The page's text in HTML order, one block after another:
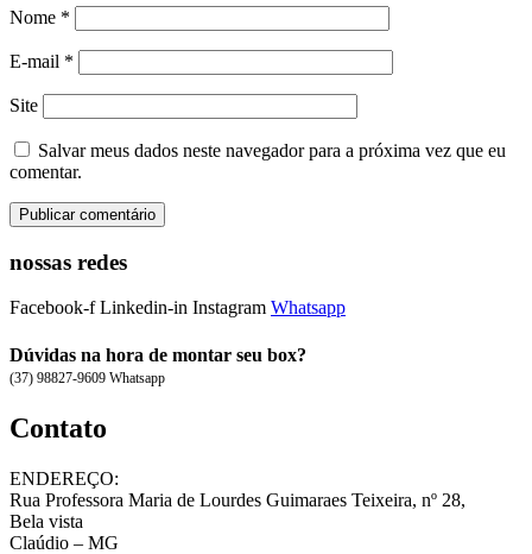
Nome *
E-mail *
Site
Salvar meus dados neste navegador para a próxima vez que eu
comentar.
nossas redes
Facebook-f Linkedin-in Instagram Whatsapp
Dúvidas na hora de montar seu box?
(37) 98827-9609 Whatsapp
Contato
ENDEREÇO:
Rua Professora Maria de Lourdes Guimaraes Teixeira, nº 28,
Bela vista
Claúdio – MG